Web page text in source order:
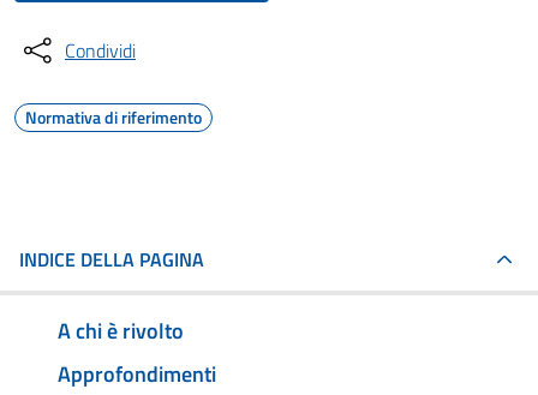
Condividi
Normativa di riferimento
INDICE DELLA PAGINA
A chi è rivolto
Approfondimenti